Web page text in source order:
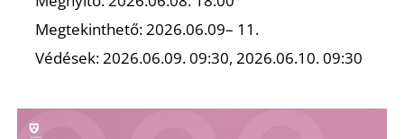
Megtekinthető: 2026.06.09– 11.
Védések: 2026.06.09. 09:30, 2026.06.10. 09:30